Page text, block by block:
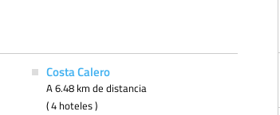
Costa Calero
A 6.48 km de distancia
( 4 hoteles )